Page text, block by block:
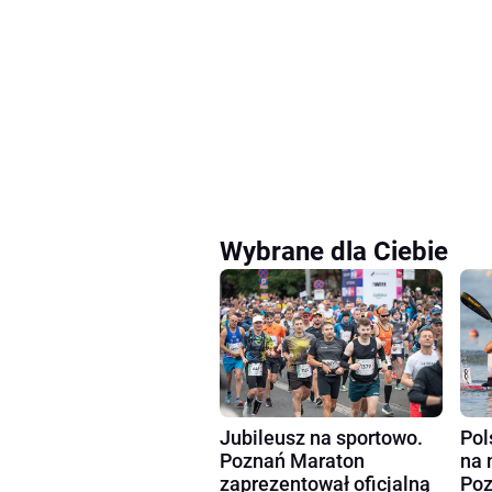
Wybrane dla Ciebie
Jubileusz na sportowo.
Poznań Maraton
zaprezentował oficjalną
na